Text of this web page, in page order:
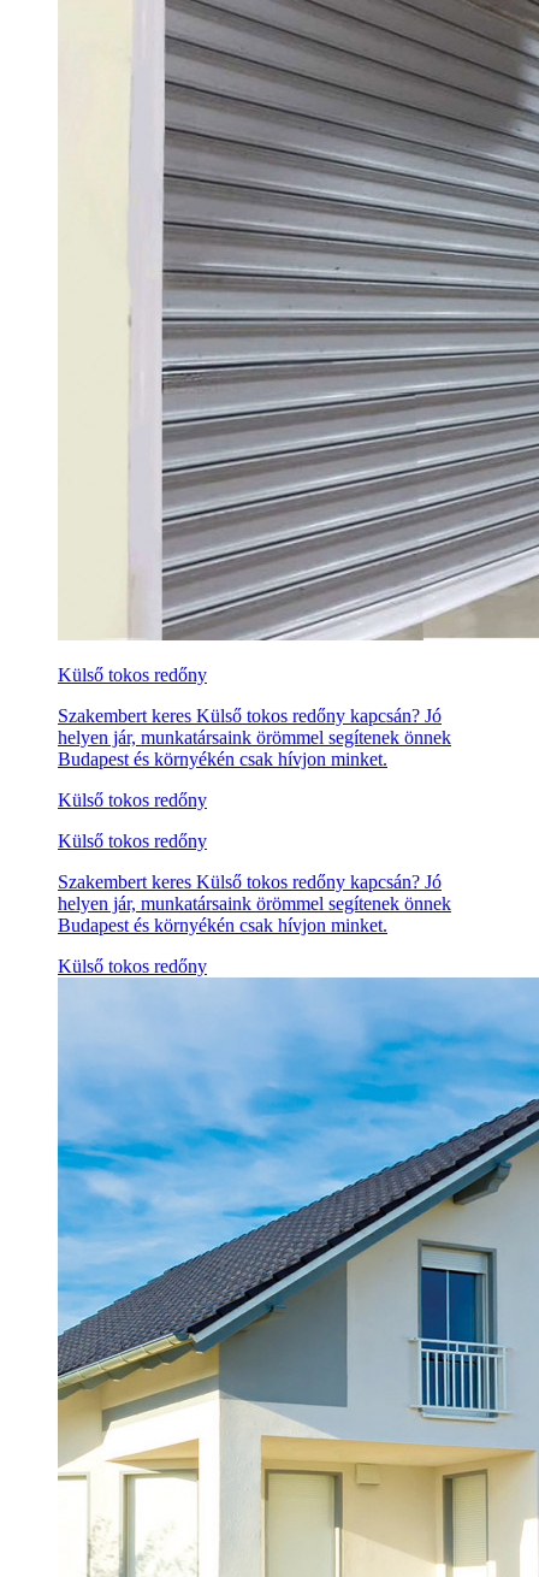
Külső tokos redőny
Szakembert keres Külső tokos redőny kapcsán? Jó
helyen jár, munkatársaink örömmel segítenek önnek
Budapest és környékén csak hívjon minket.
Külső tokos redőny
Külső tokos redőny
Szakembert keres Külső tokos redőny kapcsán? Jó
helyen jár, munkatársaink örömmel segítenek önnek
Budapest és környékén csak hívjon minket.
Külső tokos redőny